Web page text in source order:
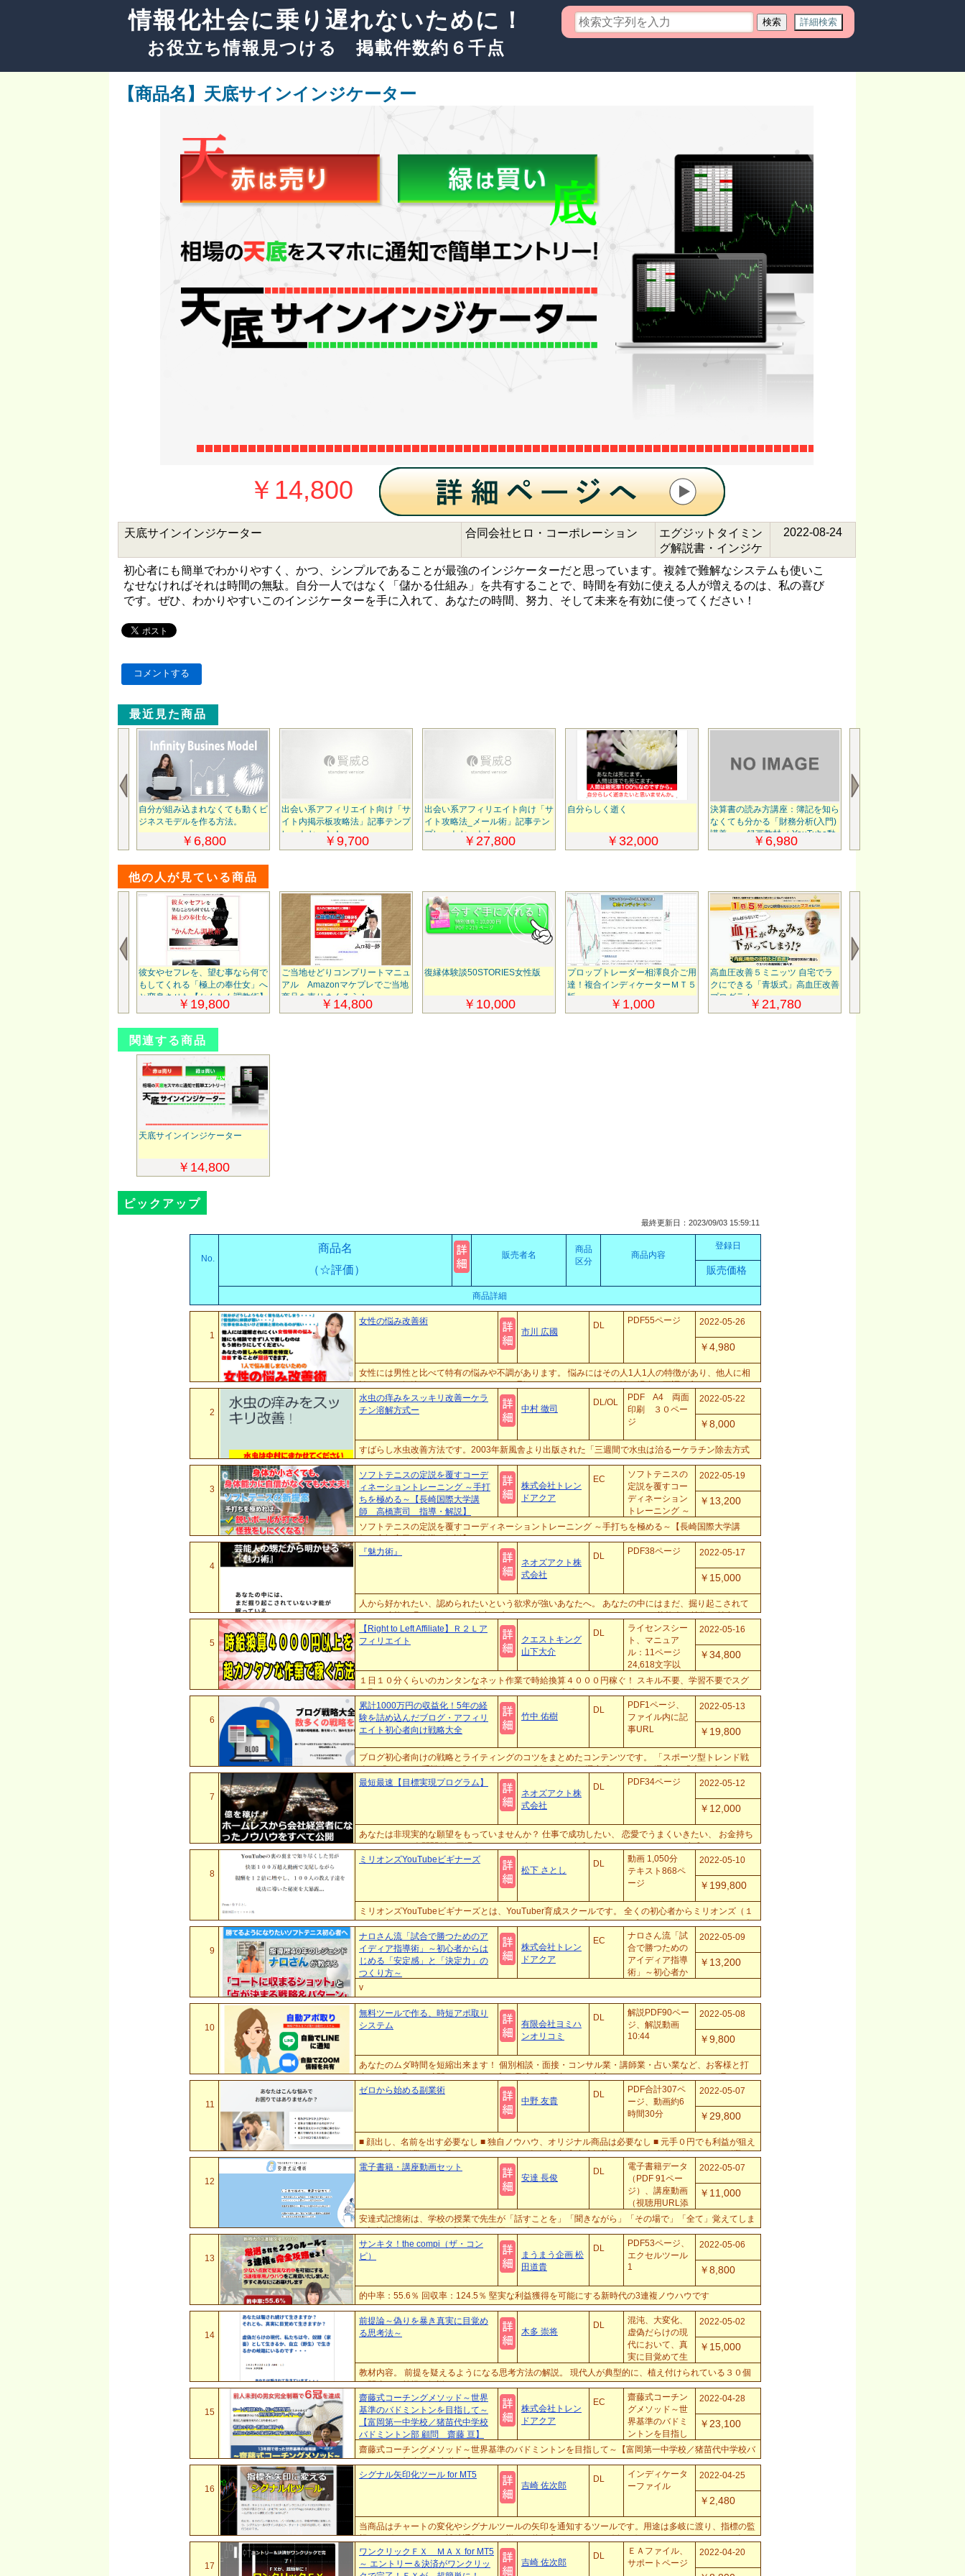
情報化社会に乗り遅れないために！
お役立ち情報見つける 掲載件数約６千点
【商品名】天底サインインジケーター
￥14,800
天底サインインジケーター 合同会社ヒロ・コーポレーション
エグジットタイミン
グ解説書・インジケ
ーター導入マニュア
ル ・チャットサポー
ト（...
2022-08-24
初心者にも簡単でわかりやすく、かつ、シンプルであることが最強のインジケーターだと思っています。複雑で難解なシステムも使いこ
なせなければそれは時間の無駄。自分一人ではなく「儲かる仕組み」を共有することで、時間を有効に使える人が増えるのは、私の喜び
です。ぜひ、わかりやすいこのインジケーターを手に入れて、あなたの時間、努力、そして未来を有効に使ってください！
コメントする
最近見た商品
自分が組み込まれなくても動くビ
ジネスモデルを作る方法。
￥6,800
出会い系アフィリエイト向け「サ
イト内掲示板攻略法」記事テンプ
レートセット！￥9,700
出会い系アフィリエイト向け「サ
イト攻略法_メール術」記事テン
プレートセット！
￥27,800
自分らしく逝く
￥32,000
決算書の読み方講座：簿記を知ら
なくても分かる「財務分析(入門)
講義」 録画教材（ YouTube動
画で学ぶ自習教材）経営分析の
￥6,980
他の人が見ている商品
彼女やセフレを、望む事なら何で
もしてくれる「極上の奉仕女」へ
と変身させた【かんたん調教術】
￥19,800
ご当地せどりコンプリートマニュ
アル Amazonマケプレでご当地
商品を売りまくろう！
￥14,800
復縁体験談50STORIES女性版
￥10,000
プロップトレーダー相澤良介ご用
達！複合インディケーターＭＴ５
版
￥1,000
高血圧改善５ミニッツ 自宅でラ
クにできる「青坂式」高血圧改善
プログラム￥21,780
関連する商品
天底サインインジケーター
￥14,800
ピックアップ
最終更新日：2023/09/03 15:59:11
No.
商品名
（☆評価）
販売者名
商品
区分
商品内容
登録日
販売価格
商品詳細
1
女性の悩み改善術
市川 広國
DL PDF55ページ 2022-05-26
￥4,980
女性には男性と比べて特有の悩みや不調があります。 悩みにはその人1人1人の特徴があり、他人に相
談しでも、解決できなかったりなかなか理解してもらえません。 女性の場合、不調や辛さがわかって
もらえない場合に自分で抱え込んでしまい、我慢してますます悪化することもあります。 また、女性...
2
水虫の痒みをスッキリ改善ーケラ
チン溶解方式ー
中村 徹司
DL/OL
PDF A4 両面
印刷 ３０ペー
ジ
2022-05-22
￥8,000
すばらし水虫改善方法です。2003年新風舎より出版された「三週間で水虫は治るーケラチン除去方式
ー」の2021年度改訂版。
3
ソフトテニスの定説を覆すコーデ
ィネーショントレーニング ～手打
ちを極める～【長崎国際大学講
師 高橋憲司 指導・解説】
株式会社トレン
ドアクア
EC
ソフトテニスの
定説を覆すコー
ディネーション
トレーニング ～
手打ちを極める
～【長...
2022-05-19
￥13,200
ソフトテニスの定説を覆すコーディネーショントレーニング ～手打ちを極める～【長崎国際大学講
師 高橋憲司 指導・解説】
4
『魅力術』
ネオズアクト株
式会社
DL PDF38ページ 2022-05-17
￥15,000
人から好かれたい、認められたいという欲求が強いあなたへ。 あなたの中にはまだ、掘り起こされて
いない才能が眠っています。 魅力は生まれつきのものだけではありません。 芸能人は技術で魅力をつ
くりあげています。 その内容を紹介します。 あなたも魅力を身に纏って、明日から違うあなた...
5
【Right to Left Affiliate】Ｒ２Ｌア
フィリエイト
クエストキング
山下大介
DL
ライセンスシー
ト、マニュア
ル：11ページ
24,618文字以
上、サポートフ
ォーラム、
FC2...
2022-05-16
￥34,800
１日１０分くらいのカンタンなネット作業で時給換算４０００円稼ぐ！ スキル不要、学習不要でスグ
に取り組めるアフィリエイト手法です。 １セットの実践は１日おきに約１０分で月約15,000円の実績
で 複数セット運営によって何倍にも膨らませることが可能。 マニュアルには複数セット運営時...
6
累計1000万円の収益化！5年の経
験を詰め込んだブログ・アフィリ
エイト初心者向け戦略大全
竹中 佑樹
DL
PDF1ページ、
ファイル内に記
事URL
2022-05-13
￥19,800
ブログ初心者向けの戦略とライティングのコツをまとめたコンテンツです。 「スポーツ型トレンド戦
略」 「エンタメ系戦略」 「YMYLジャンルも制す「ドメパ選定式キーワード選定」 「稼ぐブロガーは
やっている記事を書かない作業工程大全(前編・後編)」 これらのコンテンツに加えて、ライタ...
7
最短最速【目標実現プログラム】
ネオズアクト株
式会社
DL PDF34ページ 2022-05-12
￥12,000
あなたは非現実的な願望をもっていませんか？ 仕事で成功したい、 恋愛でうまくいきたい、 お金持ち
になりたい、 人間関係を円滑にしたい、 ダイエットを達成させたい、 これらすべて達成することはで
きます。 今あなたが変われずにいるのは、まず最初にすべきことを知らないから。 何かを...
8
ミリオンズYouTubeビギナーズ
松下 さとし
DL
動画 1,050分
テキスト868ペ
ージ
2022-05-10
￥199,800
ミリオンズYouTubeビギナーズとは、YouTuber育成スクールです。 全くの初心者からミリオンズ（１
００万超え）YouTuberになるまでのノウハウを、ステップバイステップで１から学べる教材です。 今
回は完全オンライン制を採用しており、あなたは毎週送られて来る動画教材を視聴するだけで、５ヶ月
後...
9
ナロさん流「試合で勝つためのア
イディア指導術」～初心者からは
じめる「安定感」と「決定力」の
つくり方～
株式会社トレン
ドアクア
EC
ナロさん流「試
合で勝つための
アイディア指導
術」～初心者か
定感」...
2022-05-09
￥13,200
v
10
無料ツールで作る、時短アポ取り
システム
有限会社ヨミハ
ンオリコミ
DL
解説PDF90ペー
ジ、解説動画
10:44
2022-05-08
￥9,800
あなたのムダ時間を短縮出来ます！ 個別相談・面接・コンサル業・講師業・占い業など、お客様と打
合せのアポ取りに時間をかけている方に最適、問い合わせや申込みフォームから打合せのアポ取り、
LINEへの通知が自動で出来るシステムが構築出来ます。しかも無料 お客様との予定調整が自動で終...
11
ゼロから始める副業術
中野 友貴
DL
PDF合計307ペ
ージ、動画約6
時間30分
2022-05-07
￥29,800
■ 顔出し、名前を出す必要なし ■ 独自ノウハウ、オリジナル商品は必要なし ■ 元手０円でも利益が狙え
る ■ 在宅、副業として取り組める ■ ネットビジネス初心者大歓迎 このような条件で始められる副業を
お伝えしています。 ただし、クリックするだけで稼げたりするようなものではござい...
12
電子書籍・講座動画セット
安達 長俊
DL
電子書籍データ
（PDF 91ペー
ジ）、講座動画
（視聴用URL添
付 約1時間）
2022-05-07
￥11,000
安達式記憶術は、学校の授業で先生が「話すことを」「聞きながら」「その場で」「全て」覚えてしま
う記憶術です。その他、記憶術の概要は公式サイト（adtkioku.net）よりご覧ください。
13
サンキタ！the compi（ザ・コン
ピ）
まうまう企画 松
田道貴
DL
PDF53ページ、
エクセルツール
1
2022-05-06
￥8,800
的中率：55.6％ 回収率：124.5％ 堅実な利益獲得を可能にする新時代の3連複ノウハウです
14
前提論～偽りを暴き真実に目覚め
る思考法～
木多 崇将
DL
混沌、大変化、
虚偽だらけの現
代において、真
実に目覚めて生
きたいと思う人
へ向け...
2022-05-02
￥15,000
教材内容。 前提を疑えるようになる思考方法の解説。 現代人が典型的に、植え付けられている３０個
の間違った前提の解説。
15
齋藤式コーチングメソッド～世界
基準のバドミントンを目指して～
【富岡第一中学校／猪苗代中学校
バドミントン部 顧問 齋藤 亘】
株式会社トレン
ドアクア
EC
齋藤式コーチン
グメソッド～世
界基準のバドミ
ントンを目指し
て～【富岡第一
中学校...
2022-04-28
￥23,100
齋藤式コーチングメソッド～世界基準のバドミントンを目指して～【富岡第一中学校／猪苗代中学校バ
ドミントン部 顧問 齋藤 亘】
16
シグナル矢印化ツール for MT5
吉崎 佐次郎
DL
インディケータ
ーファイル
2022-04-25
￥2,480
当商品はチャートの変化やシグナルツールの矢印を通知するツールです。用途は多岐に渡り、指標の監
視やシグナルツールの補助通知など、様々な使い方ができます。 例えば、ＭＡ２５とＭＡ７５のゴー
ルデンクロスとデッドクロスが発生いたら矢印が表示されば、LINEやDiscord、スマホやAppleWatch
に...
17
ワンクリックＦＸ ＭＡＸ for MT5
～ エントリー＆決済がワンクリッ
吉崎 佐次郎
DL
ＥＡファイル、
サポートページ
2022-04-20